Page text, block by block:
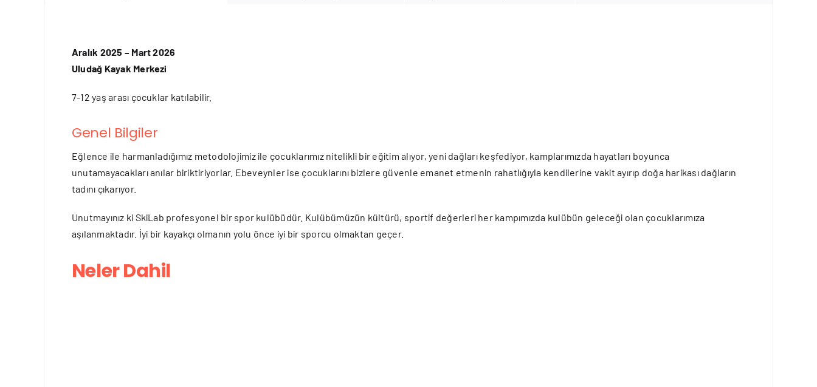
Aralık 2025 – Mart 2026
Uludağ Kayak Merkezi
7-12 yaş arası çocuklar katılabilir.
Genel Bilgiler
Eğlence ile harmanladığımız metodolojimiz ile çocuklarımız nitelikli bir eğitim alıyor, yeni dağları keşfediyor, kamplarımızda hayatları boyunca
unutamayacakları anılar biriktiriyorlar. Ebeveynler ise çocuklarını bizlere güvenle emanet etmenin rahatlığıyla kendilerine vakit ayırıp doğa harikası dağların
tadını çıkarıyor.
Unutmayınız ki SkiLab profesyonel bir spor kulübüdür. Kulübümüzün kültürü, sportif değerleri her kampımızda kulübün geleceği olan çocuklarımıza
aşılanmaktadır. İyi bir kayakçı olmanın yolu önce iyi bir sporcu olmaktan geçer.
Neler Dahil